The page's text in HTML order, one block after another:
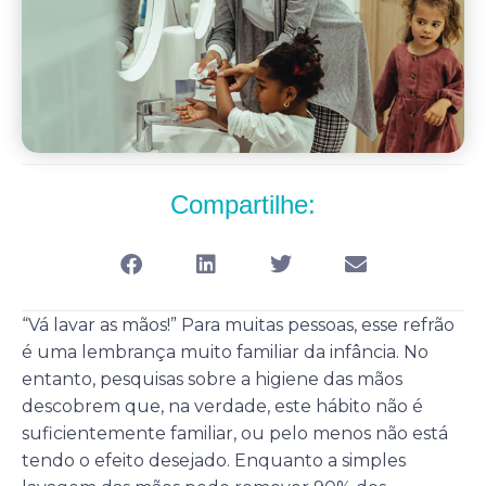
Compartilhe:
“Vá lavar as mãos!” Para muitas pessoas, esse refrão
é uma lembrança muito familiar da infância. No
entanto, pesquisas sobre a higiene das mãos
descobrem que, na verdade, este hábito não é
suficientemente familiar, ou pelo menos não está
tendo o efeito desejado. Enquanto a simples